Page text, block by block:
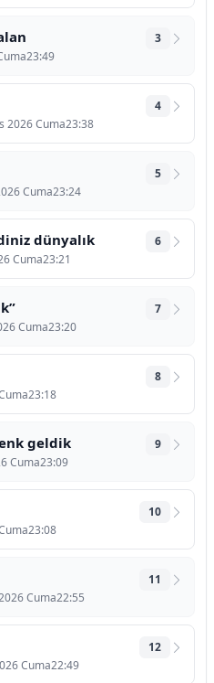
3
2026 Cuma23:38
4
Cuma23:24
5
dünyalık
Cuma23:21
6
Cuma23:20
7
8
geldik
Cuma23:09
9
10
Cuma22:55
11
Cuma22:49
12